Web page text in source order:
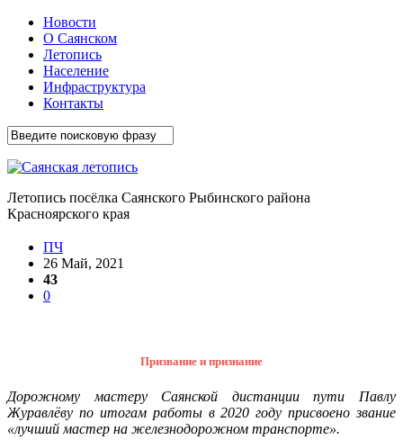
Новости
О Саянском
Летопись
Население
Инфраструктура
Контакты
Летопись посёлка Саянского Рыбинского района
Красноярского края
ПЧ
26 Май, 2021
43
0
Призвание и признание
Дорожному мастеру Саянской дистанции пути Павлу
Журавлёву по итогам работы в 2020 году присвоено звание
«лучший мастер на железнодорожном транспорте».